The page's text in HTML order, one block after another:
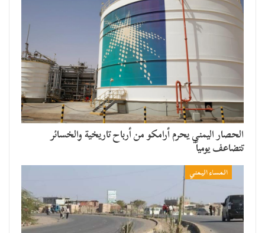
الحصار اليمني يحرم أرامكو من أرباح تاريخية والخسائر
تتضاعف يومياً
المساء اليمني